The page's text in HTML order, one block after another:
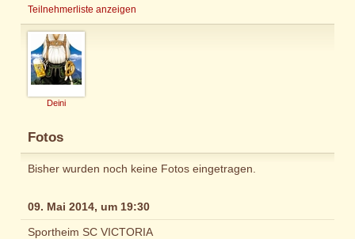
Teilnehmerliste anzeigen
Deini
Fotos
Bisher wurden noch keine Fotos eingetragen.
09. Mai 2014, um 19:30
Sportheim SC VICTORIA